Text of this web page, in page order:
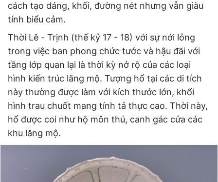
cách tạo dáng, khối, đường nét nhưng vẫn giàu
tính biểu cảm.
Thời Lê - Trịnh (thế kỷ 17 - 18) với sự nới lỏng
trong việc ban phong chức tước và hậu đãi với
tầng lớp quan lại là thời kỳ nở rộ của các loại
hình kiến trúc lăng mộ. Tượng hổ tại các di tích
này thường được làm với kích thước lớn, khối
hình trau chuốt mang tính tả thực cao. Thời này,
hổ được coi như hộ môn thú, canh gác cửa các
khu lăng mộ.